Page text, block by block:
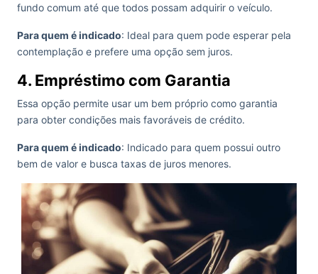
fundo comum até que todos possam adquirir o veículo.
Para quem é indicado: Ideal para quem pode esperar pela
contemplação e prefere uma opção sem juros.
4. Empréstimo com Garantia
Essa opção permite usar um bem próprio como garantia
para obter condições mais favoráveis de crédito.
Para quem é indicado: Indicado para quem possui outro
bem de valor e busca taxas de juros menores.